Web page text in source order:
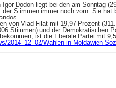
Dodon liegt bei den am Sonntag
Stimmen immer noch vorn. Sie
von Vlad Filat mit 19,97 Prozent
Stimmen) und der Demokratischen
ist die Liberale Partei mit
2014_12_02/Wahlen-in-Moldawien-